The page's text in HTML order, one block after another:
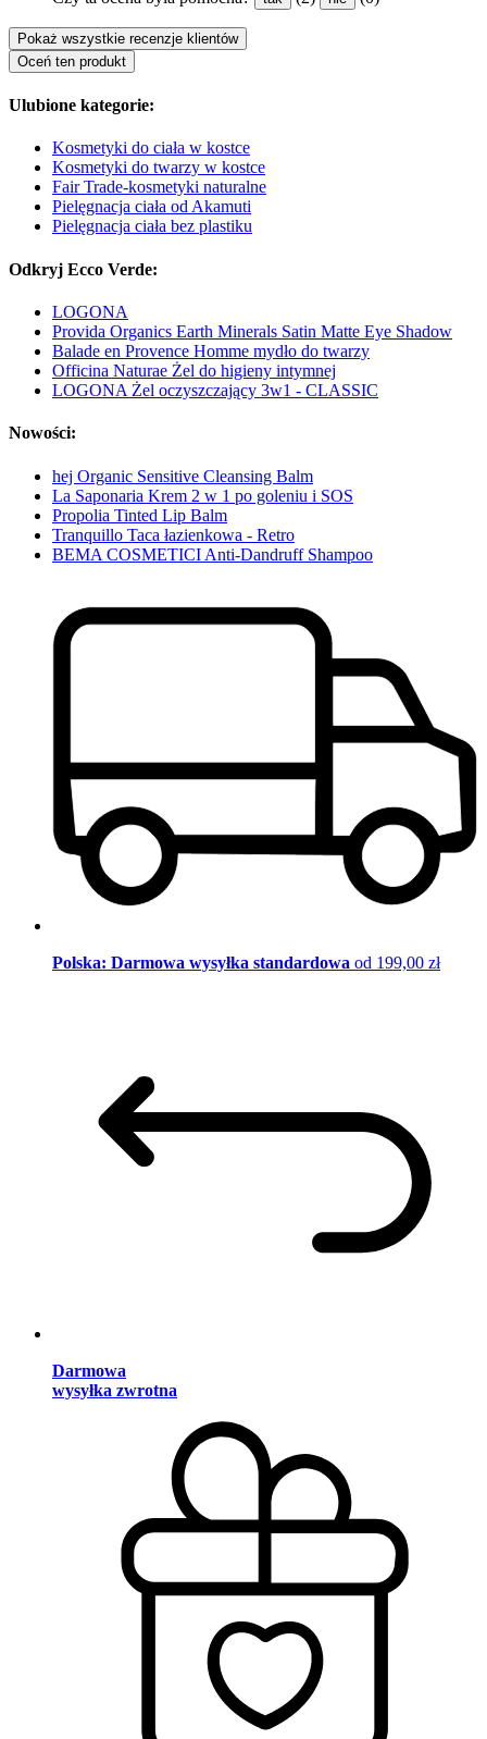
Pokaż wszystkie recenzje klientów
Oceń ten produkt
Ulubione kategorie:
Kosmetyki do ciała w kostce
Kosmetyki do twarzy w kostce
Fair Trade-kosmetyki naturalne
Pielęgnacja ciała od Akamuti
Pielęgnacja ciała bez plastiku
Odkryj Ecco Verde:
LOGONA
Provida Organics Earth Minerals Satin Matte Eye Shadow
Balade en Provence Homme mydło do twarzy
Officina Naturae Żel do higieny intymnej
LOGONA Żel oczyszczający 3w1 - CLASSIC
Nowości:
hej Organic Sensitive Cleansing Balm
La Saponaria Krem 2 w 1 po goleniu i SOS
Propolia Tinted Lip Balm
Tranquillo Taca łazienkowa - Retro
BEMA COSMETICI Anti-Dandruff Shampoo
Polska: Darmowa wysyłka standardowa od 199,00 zł
Darmowa
wysyłka zwrotna